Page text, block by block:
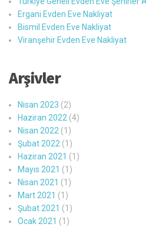
Ergani Evden Eve Nakliyat
Bismil Evden Eve Nakliyat
Viranşehir Evden Eve Nakliyat
Arşivler
Nisan 2023 (2)
Haziran 2022 (4)
Nisan 2022 (1)
Şubat 2022 (1)
Haziran 2021 (1)
Mayıs 2021 (1)
Nisan 2021 (1)
Mart 2021 (1)
Şubat 2021 (1)
Ocak 2021 (1)